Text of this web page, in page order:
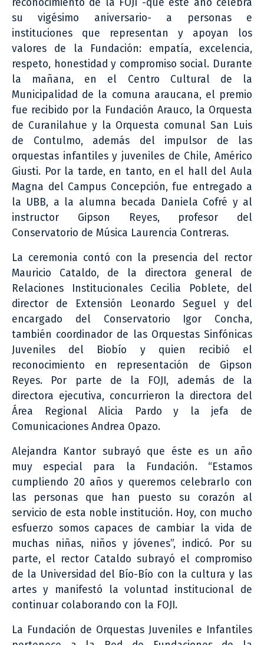
reconocimiento de la FOJI -que este año celebra
su vigésimo aniversario- a personas e
instituciones que representan y apoyan los
valores de la Fundación: empatía, excelencia,
respeto, honestidad y compromiso social. Durante
la mañana, en el Centro Cultural de la
Municipalidad de la comuna araucana, el premio
fue recibido por la Fundación Arauco, la Orquesta
de Curanilahue y la Orquesta comunal San Luis
de Contulmo, además del impulsor de las
orquestas infantiles y juveniles de Chile, Américo
Giusti. Por la tarde, en tanto, en el hall del Aula
Magna del Campus Concepción, fue entregado a
la UBB, a la alumna becada Daniela Cofré y al
instructor Gipson Reyes, profesor del
Conservatorio de Música Laurencia Contreras.
La ceremonia contó con la presencia del rector
Mauricio Cataldo, de la directora general de
Relaciones Institucionales Cecilia Poblete, del
director de Extensión Leonardo Seguel y del
encargado del Conservatorio Igor Concha,
también coordinador de las Orquestas Sinfónicas
Juveniles del Biobío y quien recibió el
reconocimiento en representación de Gipson
Reyes. Por parte de la FOJI, además de la
directora ejecutiva, concurrieron la directora del
Área Regional Alicia Pardo y la jefa de
Comunicaciones Andrea Opazo.
Alejandra Kantor subrayó que éste es un año
muy especial para la Fundación. “Estamos
cumpliendo 20 años y queremos celebrarlo con
las personas que han puesto su corazón al
servicio de esta noble institución. Hoy, con mucho
esfuerzo somos capaces de cambiar la vida de
muchas niñas, niños y jóvenes”, indicó. Por su
parte, el rector Cataldo subrayó el compromiso
de la Universidad del Bío-Bío con la cultura y las
artes y manifestó la voluntad institucional de
continuar colaborando con la FOJI.
La Fundación de Orquestas Juveniles e Infantiles